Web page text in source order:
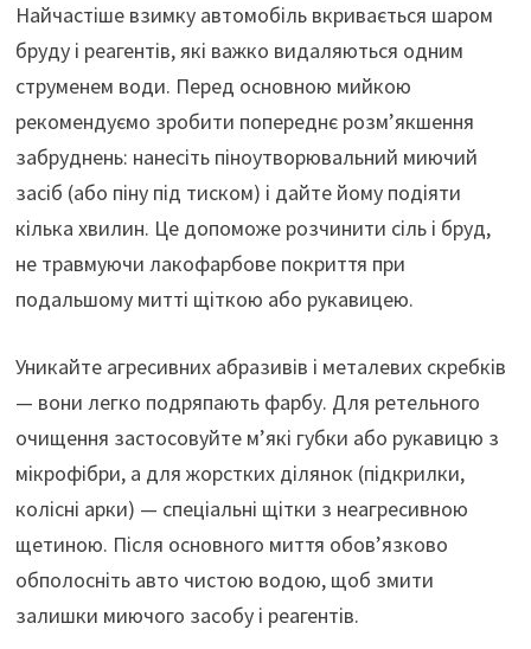
Найчастіше взимку автомобіль вкривається шаром
бруду і реагентів, які важко видаляються одним
струменем води. Перед основною мийкою
рекомендуємо зробити попереднє розм’якшення
забруднень: нанесіть піноутворювальний миючий
засіб (або піну під тиском) і дайте йому подіяти
кілька хвилин. Це допоможе розчинити сіль і бруд,
не травмуючи лакофарбове покриття при
подальшому митті щіткою або рукавицею.
Уникайте агресивних абразивів і металевих скребків
— вони легко подряпають фарбу. Для ретельного
очищення застосовуйте м’які губки або рукавицю з
мікрофібри, а для жорстких ділянок (підкрилки,
колісні арки) — спеціальні щітки з неагресивною
щетиною. Після основного миття обов’язково
обполосніть авто чистою водою, щоб змити
залишки миючого засобу і реагентів.